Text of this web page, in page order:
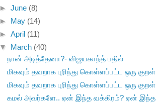
►June (8)
►
May (14)
►April (11)
▼
March (40)
நான் அடித்தேனா?- விஜயகாந்த் பதில்
மிகவும் தவறாக புரிந்து கொள்ளப்பட்ட ஒரு
மிகவும் தவறாக புரிந்து கொள்ளப்பட்ட ஒரு
கமல் அவர்களே.. ஏன் இந்த வக்கிரம்? ஏன் இந்த